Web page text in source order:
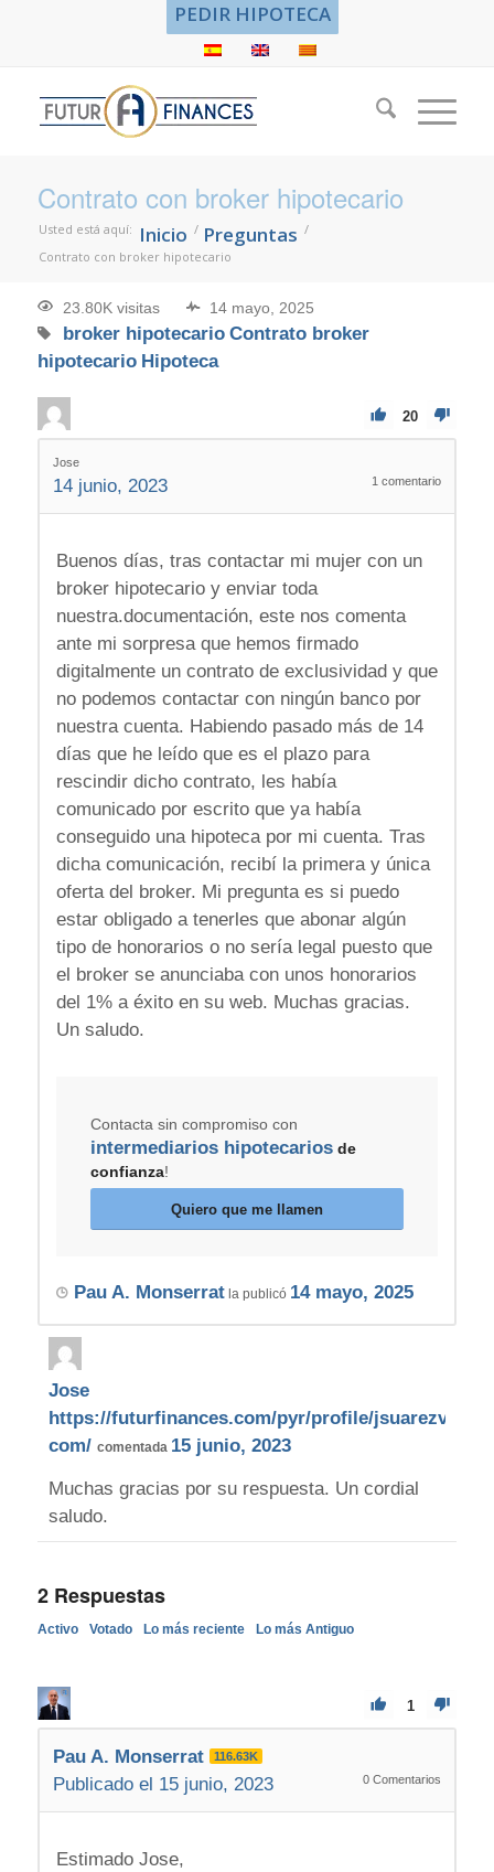
PEDIR HIPOTECA
Contrato con broker hipotecario
Usted está aquí: Inicio / Preguntas /
Contrato con broker hipotecario
23.80K visitas 14 mayo, 2025
broker hipotecario Contrato broker
hipotecario Hipoteca
20
Jose
14 junio, 2023 1 comentario
Buenos días, tras contactar mi mujer con un
broker hipotecario y enviar toda
nuestra.documentación, este nos comenta
ante mi sorpresa que hemos firmado
digitalmente un contrato de exclusividad y que
no podemos contactar con ningún banco por
nuestra cuenta. Habiendo pasado más de 14
días que he leído que es el plazo para
rescindir dicho contrato, les había
comunicado por escrito que ya había
conseguido una hipoteca por mi cuenta. Tras
dicha comunicación, recibí la primera y única
oferta del broker. Mi pregunta es si puedo
estar obligado a tenerles que abonar algún
tipo de honorarios o no sería legal puesto que
el broker se anunciaba con unos honorarios
del 1% a éxito en su web. Muchas gracias.
Un saludo.
Contacta sin compromiso con
intermediarios hipotecariosde
confianza!
Quiero que me llamen
Pau A. Monserratla publicó 14 mayo, 2025
Jose
https://futurfinances.com/pyr/profile/
com/ comentada 15 junio, 2023
Muchas gracias por su respuesta. Un cordial
saludo.
2Respuestas
Activo Votado Lo más reciente Lo más Antiguo
1
Pau A. Monserrat 116.63K
Publicado el 15 junio, 2023 0 Comentarios
Estimado Jose,